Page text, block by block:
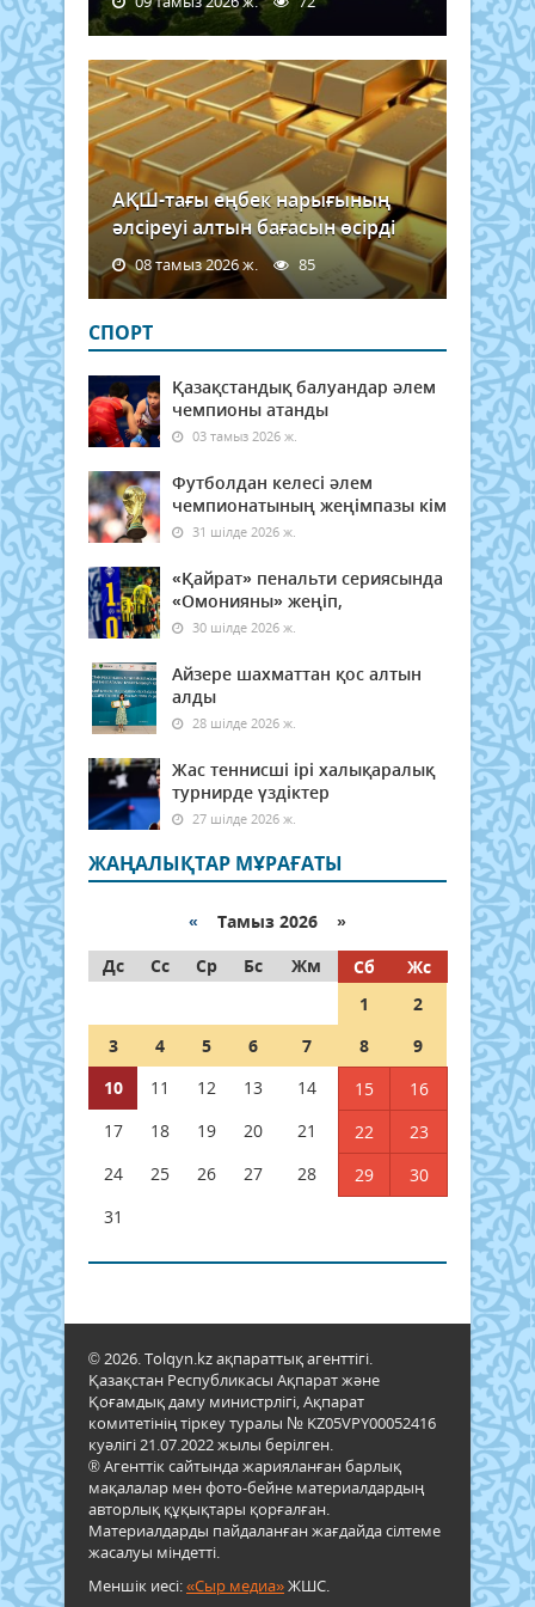
АҚШ-тағы еңбек нарығының
әлсіреуі алтын бағасын өсірді
08 тамыз 2026 ж. 85
СПОРТ
Қазақстандық балуандар әлем
чемпионы атанды
03 тамыз 2026 ж.
Футболдан келесі әлем
чемпионатының жеңімпазы кім
31 шілде 2026 ж.
«Қайрат» пенальти сериясында
«Омонияны» жеңіп,
30 шілде 2026 ж.
Айзере шахматтан қос алтын
алды
28 шілде 2026 ж.
Жас теннисші ірі халықаралық
турнирде үздіктер
27 шілде 2026 ж.
ЖАҢАЛЫҚТАР МҰРАҒАТЫ
« Тамыз 2026 »
Дс
Сс Ср Бс Жм Сб
Жс
1
2
3
4 5 6 7 8
9
10
11 12 13 14 15
16
17
18 19 20 21 22
23
24
25 26 27 28 29
30
31
© 2026. Tolqyn.kz ақпараттық агенттігі.
Қазақстан Республикасы Ақпарат және
Қоғамдық даму министрлігі, Ақпарат
комитетінің тіркеу туралы № KZ05VPY00052416
куәлігі 21.07.2022 жылы берілген.
® Агенттік сайтында жарияланған барлық
мақалалар мен фото-бейне материалдардың
авторлық құқықтары қорғалған.
Материалдарды пайдаланған жағдайда сілтеме
жасалуы міндетті.
Меншік иесі:«Сыр медиа»ЖШС.